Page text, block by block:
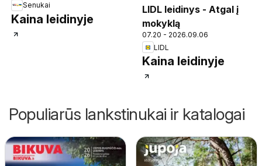
Senukai
Kaina leidinyje
LIDL leidinys - Atgal į
mokyklą
07.20 - 2026.09.06
LIDL
Kaina leidinyje
Populiarūs lankstinukai ir katalogai